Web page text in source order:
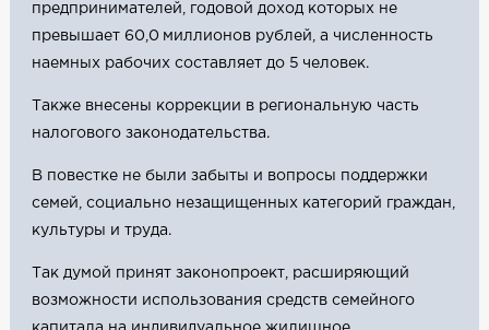
предпринимателей, годовой доход которых не
превышает 60,0 миллионов рублей, а численность
наемных рабочих составляет до 5 человек.
Также внесены коррекции в региональную часть
налогового законодательства.
В повестке не были забыты и вопросы поддержки
семей, социально незащищенных категорий граждан,
культуры и труда.
Так думой принят законопроект, расширяющий
возможности использования средств семейного